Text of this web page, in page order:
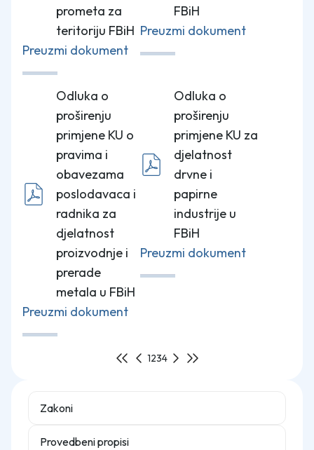
Zakoni
Provedbeni propisi
prometa za
teritoriju FBiH
Preuzmi dokument
FBiH
Preuzmi dokument
Odluka o
proširenju
primjene KU o
pravima i
obavezama
poslodavaca i
radnika za
djelatnost
proizvodnje i
prerade
metala u FBiH
Preuzmi dokument
Odluka o
proširenju
primjene KU za
djelatnost
drvne i
papirne
industrije u
FBiH
Preuzmi dokument
1234